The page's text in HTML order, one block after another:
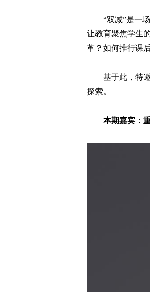
“双减”是一
让教育聚焦学生
革？如何推行课
基于此，特
探索。
本期嘉宾：